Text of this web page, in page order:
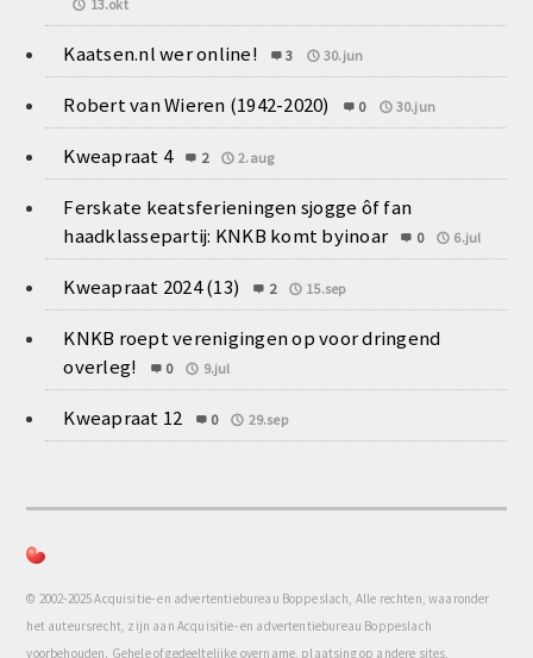
13.okt
Kaatsen.nl wer online! 3 30.jun
Robert van Wieren (1942-2020) 0 30.jun
Kweapraat 4 2 2.aug
Ferskate keatsferieningen sjogge ôf fan
haadklassepartij: KNKB komt byinoar
0 6.jul
Kweapraat 2024 (13) 2 15.sep
KNKB roept verenigingen op voor dringend
overleg!
0 9.jul
Kweapraat 12 0 29.sep
© 2002-2025 Acquisitie- en advertentiebureau Boppeslach, Alle rechten, waaronder
het auteursrecht, zijn aan Acquisitie- en advertentiebureau Boppeslach
voorbehouden. Gehele of gedeeltelijke overname, plaatsing op andere sites,